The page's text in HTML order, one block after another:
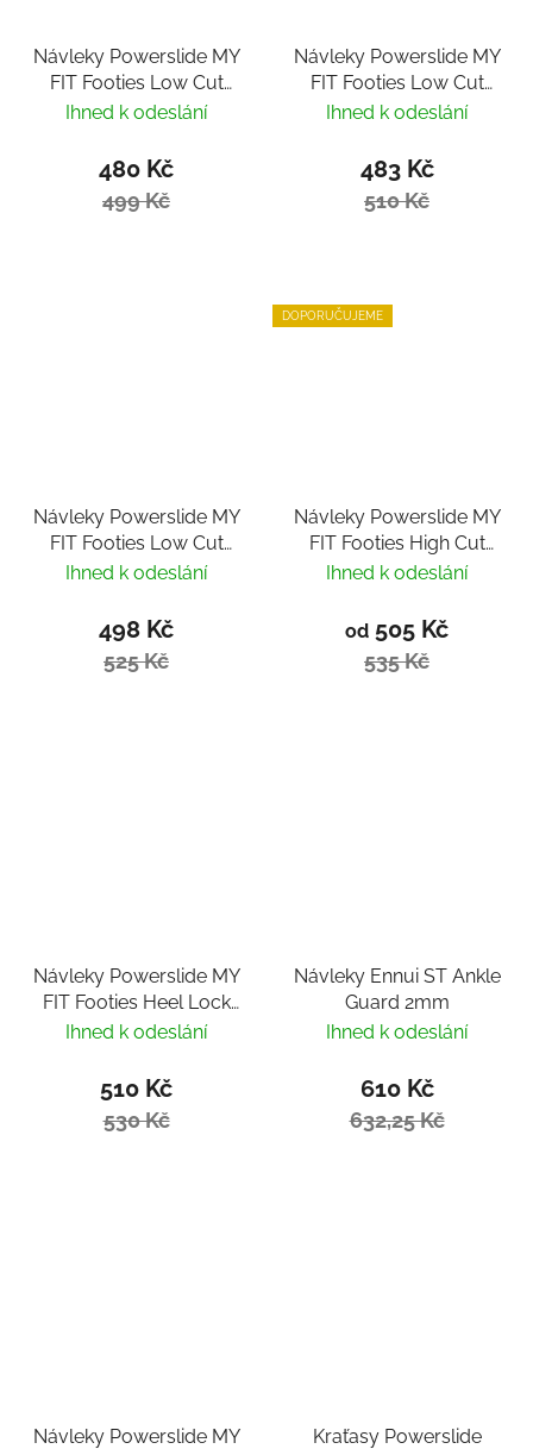
Návleky Powerslide MY
FIT Footies Low Cut
2mm
Ihned k odeslání
480 Kč
499 Kč
Návleky Powerslide MY
FIT Footies Low Cut
1mm
Ihned k odeslání
483 Kč
510 Kč
Návleky Powerslide MY
FIT Footies Low Cut
3mm
Ihned k odeslání
498 Kč
525 Kč
DOPORUČUJEME
Návleky Powerslide MY
FIT Footies High Cut
2mm
Ihned k odeslání
od 505 Kč
535 Kč
Návleky Powerslide MY
FIT Footies Heel Lock
2mm
Ihned k odeslání
510 Kč
530 Kč
Návleky Ennui ST Ankle
Guard 2mm
Ihned k odeslání
610 Kč
632,25 Kč
Návleky Powerslide MY Kraťasy Powerslide